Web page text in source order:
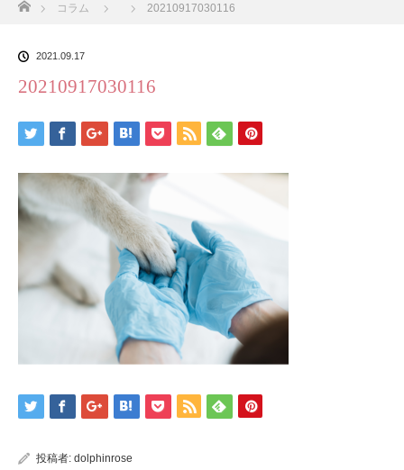
コラム 20210917030116
2021.09.17
20210917030116
投稿者: dolphinrose